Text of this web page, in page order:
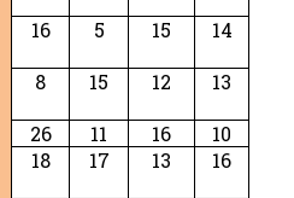
16 5 15 14
8 15 12 13
26 11 16
10
18 17 13 16